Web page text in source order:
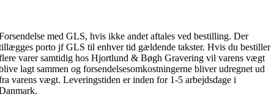
med GLS, hvis ikke andet aftales ved bestilling. Der
porto jf GLS til enhver tid gældende takster. Hvis du bestiller
varer samtidig hos Hjortlund & Bøgh Gravering vil varens vægt
lagt sammen og forsendelsesomkostningerne bliver udregnet ud
varens vægt. Leveringstiden er inden for 1-5 arbejdsdage i